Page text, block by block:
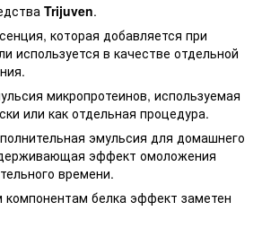
Trijuven.
которая добавляется при
используется в качестве отдельной
микропротеинов, используемая
или как отдельная процедура.
эмульсия для домашнего
эффект омоложения
времени.
компонентам белка эффект заметен